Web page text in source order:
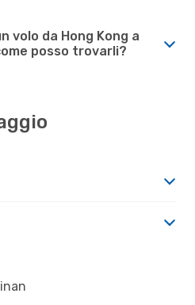
volo da Hong Kong a
posso trovarli?